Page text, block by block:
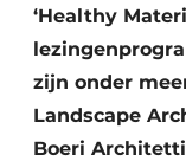
‘Healthy
zijn onder
Landscape
Boeri